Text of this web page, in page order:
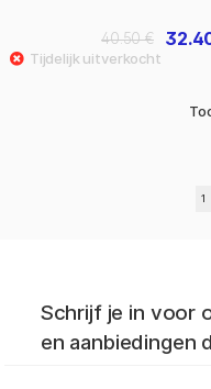
40.50 €
1
Schrijf je in voor
en aanbiedingen